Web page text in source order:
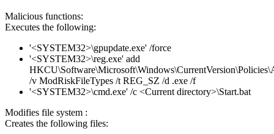
Malicious functions:
Executes the following:
'<SYSTEM32>\gpupdate.exe' /force
'<SYSTEM32>\reg.exe' add
/v ModRiskFileTypes /t REG_SZ /d .exe /f
'<SYSTEM32>\cmd.exe' /c <Current directory>\Start.bat
Modifies file system :
Creates the following files: